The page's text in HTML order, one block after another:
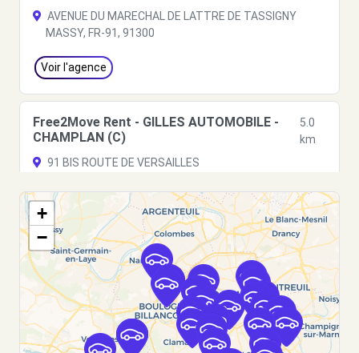
AVENUE DU MARECHAL DE LATTRE DE TASSIGNY
MASSY, FR-91, 91300
Voir l'agence
Free2Move Rent - GILLES AUTOMOBILE -
CHAMPLAN (C)
5.0
km
91 BIS ROUTE DE VERSAILLES
Voir l'agence
Free2Move Rent - ETABLISSEMENTS
TELLIER - L'HAY-LES-ROSES (C)
5.0
km
81 AVENUE FLOUQUET
L'HAY-LES-ROSES, 94240
+
−